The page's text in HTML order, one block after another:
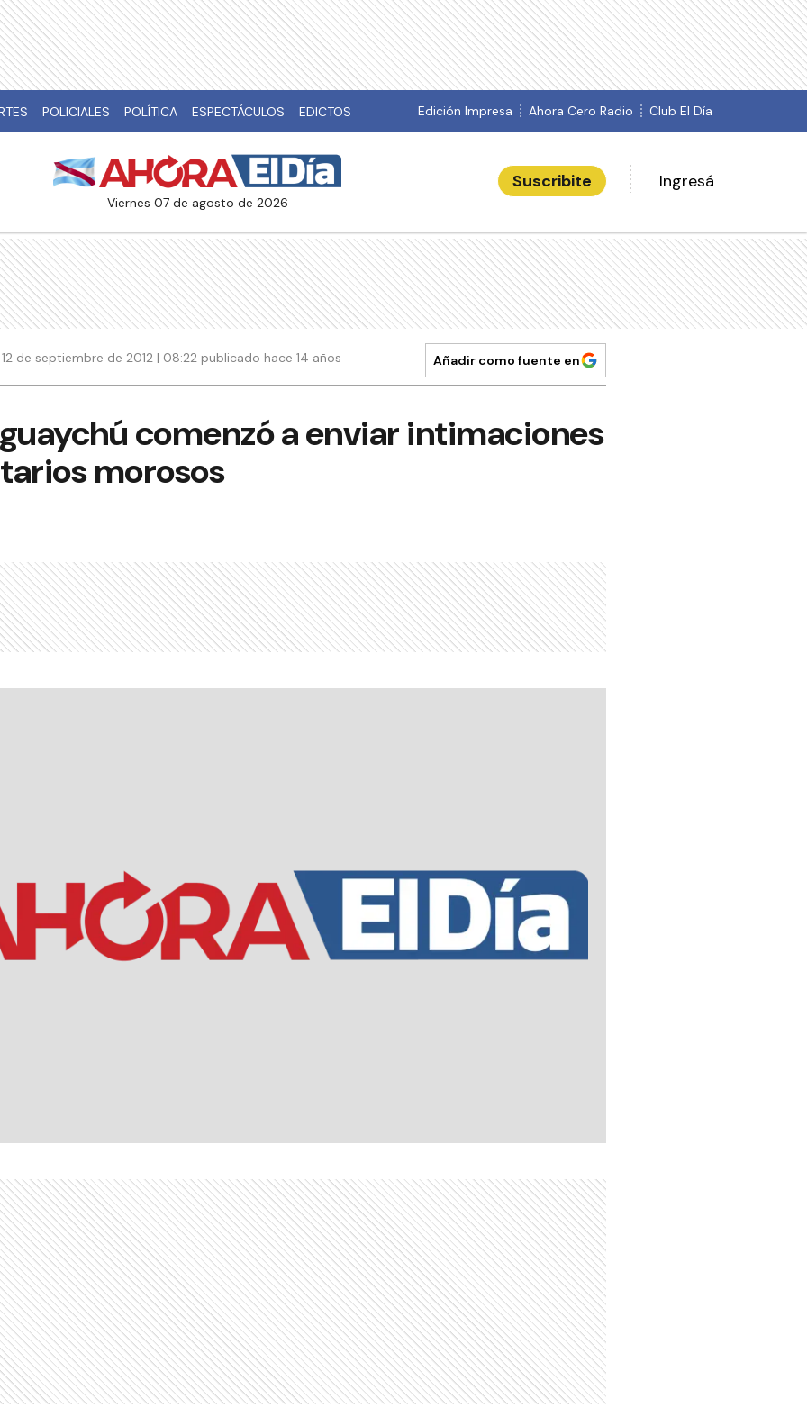
POLICIALES POLÍTICA ESPECTÁCULOS EDICTOS Edición Impresa Ahora Cero Radio Club El Día
viernes 07 de agosto de 2026
Suscribite Ingresá
12 de septiembre de 2012 | 08:22 publicado hace 14 años Añadir como fuente en
comenzó a enviar intimaciones
morosos